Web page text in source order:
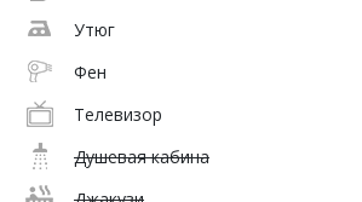
Утюг
Фен
Телевизор
Душевая кабина